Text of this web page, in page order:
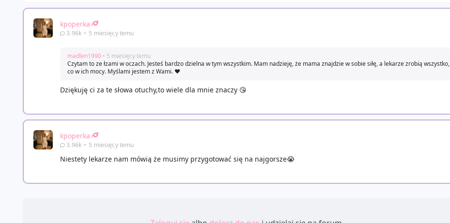
kpoperka
3.96k • 5 miesięcy temu
madlen1990 • 5 miesięcy temu
Czytam to ze łzami w oczach. Jesteś bardzo dzielna w tym wszystkim. Mam nadzieję, że mama znajdzie w sobie siłę, a lekarze zrobią wszystko,
co w ich mocy. Myślami jestem z Wami. ❤️
Dziękuję ci za te słowa otuchy,to wiele dla mnie znaczy 😘
kpoperka
3.96k • 5 miesięcy temu
Niestety lekarze nam mówią że musimy przygotować się na najgorsze😭